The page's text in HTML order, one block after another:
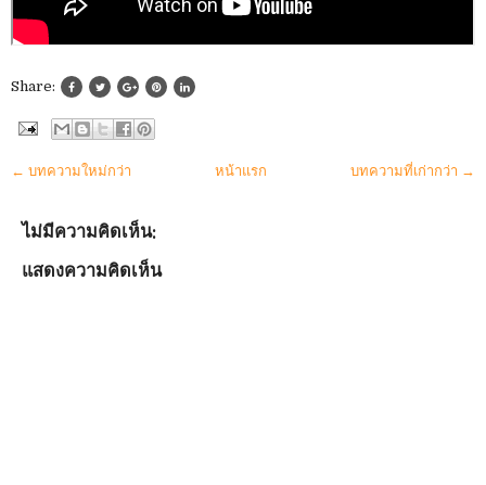
Share:
← บทความใหม่กว่า บทความที่เก่ากว่า →
หน้าแรก
ไม่มีความคิดเห็น:
แสดงความคิดเห็น